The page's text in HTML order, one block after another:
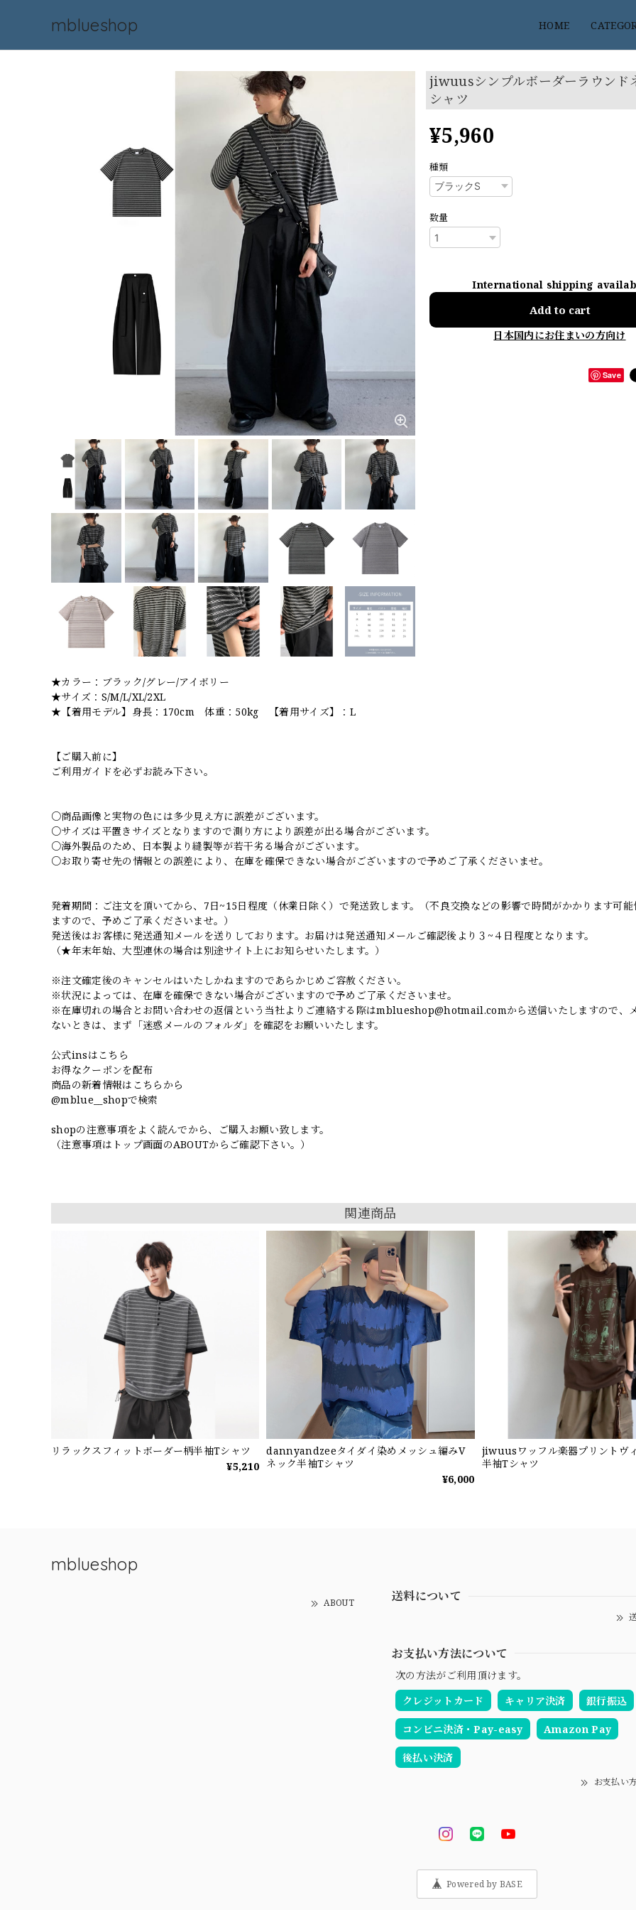
mblueshop HOME
jiwuusシンプルボーダーラウンド
シャツ
¥5,960
種類
数量
International shipping
Add to cart
日本国内にお住まいの方向け
Save
★カラー：ブラック/グレー/アイボリー
★サイズ：S/M/L/XL/2XL
★【着用モデル】身長：170cm 体重：50kg 【着用サイズ】：L
【ご購入前に】
ご利用ガイドを必ずお読み下さい。
○商品画像と実物の色には多少見え方に誤差がございます。
○サイズは平置きサイズとなりますので測り方により誤差が出る場合がございます。
○海外製品のため、日本製より縫製等が若干劣る場合がございます。
○お取り寄せ先の情報との誤差により、在庫を確保できない場合がございますので予めご了承くださいませ。
発着期間：ご注文を頂いてから、7日~15日程度（休業日除く）で発送致します。（不良交換などの影響で時間がかかります可能
ますので、予めご了承くださいませ。）
発送後はお客様に発送通知メールを送りしております。お届けは発送通知メールご確認後より３~４日程度となります。
（★年末年始、大型連休の場合は別途サイト上にお知らせいたします。）
※注文確定後のキャンセルはいたしかねますのであらかじめご容赦ください。
※状況によっては、在庫を確保できない場合がございますので予めご了承くださいませ。
※在庫切れの場合とお問い合わせの返信という当社よりご連絡する際はmblueshop@hotmail.comから送信いたしますので、
ないときは、まず「迷惑メールのフォルダ」を確認をお願いいたします。
公式insはこちら
お得なクーポンを配布
商品の新着情報はこちらから
@mblue__shopで検索
shopの注意事項をよく読んでから、ご購入お願い致します。
（注意事項はトップ画面のABOUTからご確認下さい。）
関連商品
リラックスフィットボーダー柄半袖Tシャツ
¥5,210
dannyandzeeタイダイ染めメッシュ編みV
ネック半袖Tシャツ
¥6,000
jiwuusワッフル楽器プリントヴ
半袖Tシャツ
mblueshop
ABOUT 送料について
お支払い方法について
次の方法がご利用頂けます。
クレジットカード
キャリア決済 銀行振込
コンビニ決済・Pay-easy Amazon Pay
後払い決済
お支払い
Powered by BASE